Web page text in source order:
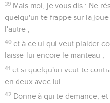
39 Mais moi, je vous dis : Ne
quelqu'un te frappe sur la
l'autre ;
40 et à celui qui veut plaider
laisse-lui encore le manteau ;
41 et si quelqu'un veut te
en deux avec lui.
42 Donne à qui te demande,